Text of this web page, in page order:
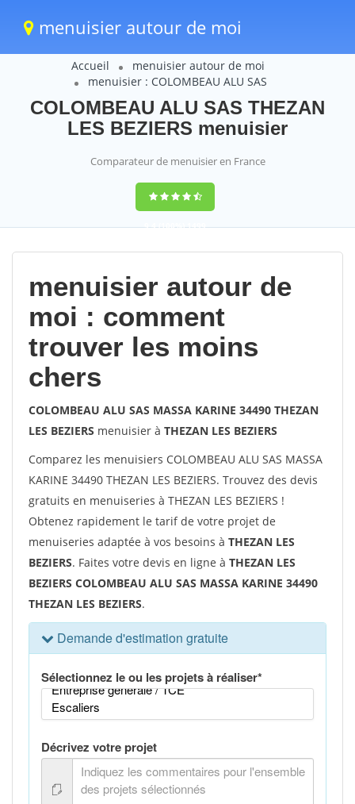
menuisier autour de moi
Accueil
menuisier autour de moi
menuisier : COLOMBEAU ALU SAS
COLOMBEAU ALU SAS THEZAN
LES BEZIERS menuisier
Comparateur de menuisier en France
9,4(100%)1499
votes
menuisier autour de
moi : comment
trouver les moins
chers
COLOMBEAU ALU SAS MASSA KARINE 34490 THEZAN
LES BEZIERS menuisier à THEZAN LES BEZIERS
Comparez les menuisiers COLOMBEAU ALU SAS MASSA
KARINE 34490 THEZAN LES BEZIERS. Trouvez des devis
gratuits en menuiseries à THEZAN LES BEZIERS !
Obtenez rapidement le tarif de votre projet de
menuiseries adaptée à vos besoins à THEZAN LES
BEZIERS. Faites votre devis en ligne à THEZAN LES
BEZIERS COLOMBEAU ALU SAS MASSA KARINE 34490
THEZAN LES BEZIERS.